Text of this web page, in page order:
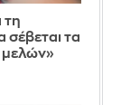
τη
σέβεται τα
μελών»